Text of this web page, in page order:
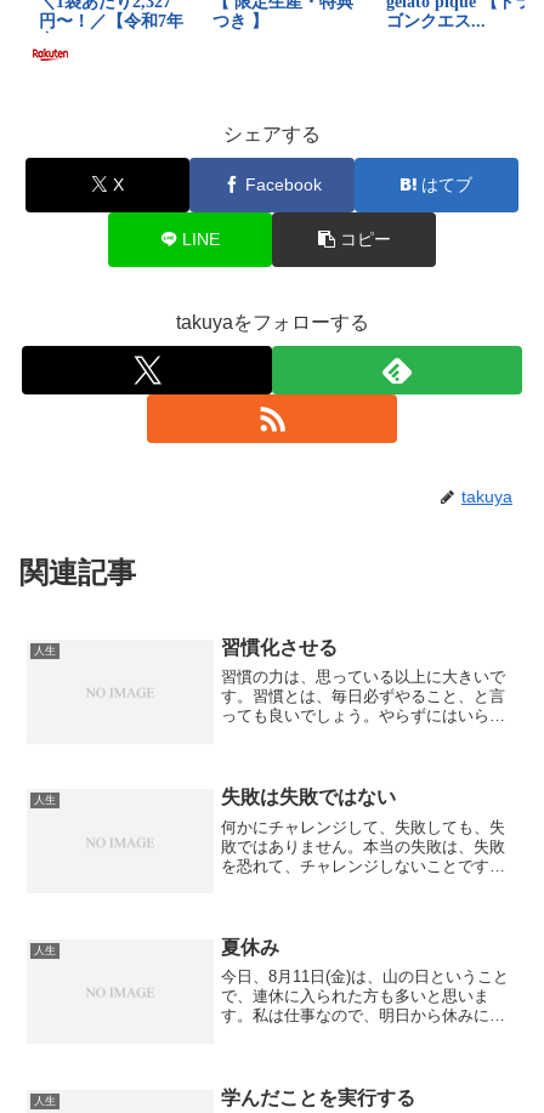
シェアする
X Facebook はてブ
LINE コピー
takuyaをフォローする
takuya
関連記事
人生 習慣化させる
習慣の力は、思っている以上に大きいで
す。習慣とは、毎日必ずやること、と言
っても良いでしょう。やらずにはいられ
習慣を身につけたから、成...
人生 失敗は失敗ではない
何かにチャレンジして、失敗しても、失
敗ではありません。本当の失敗は、失敗
を恐れて、チャレンジしないことです。
ジした人だけが、成功を手...
人生 夏休み
今日、8月11日(金)は、山の日ということ
で、連休に入られた方も多いと思いま
す。私は仕事なので、明日から休みにな
し、友人やパートナーと遊...
人生 学んだことを実行する